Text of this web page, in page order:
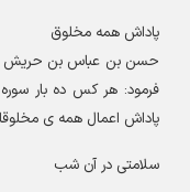
پاداش همه مخلوق
حسن بن عباس بن حريش
فرمود: هر كس ده بار
پاداش اعمال همه ى
سلامتی در آن شب